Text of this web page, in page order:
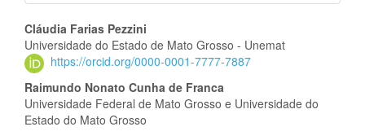
Conteúdo
do
artigo
principal
Cláudia Farias Pezzini
Universidade do Estado de Mato Grosso - Unemat
https://orcid.org/0000-0001-7777-7887
Raimundo Nonato Cunha de Franca
Universidade Federal de Mato Grosso e Universidade do
Estado do Mato Grosso